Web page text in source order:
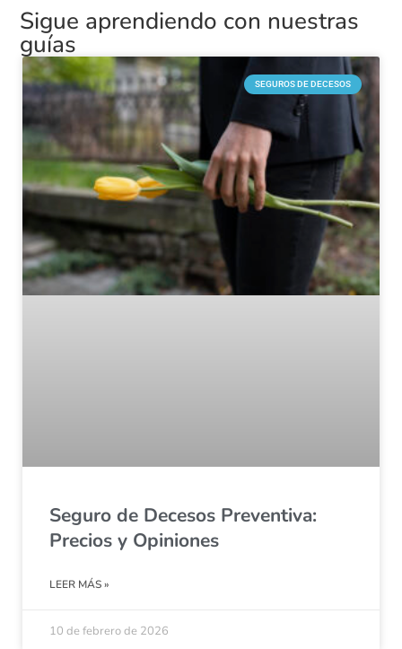
Sigue aprendiendo con nuestras
guías
SEGUROS DE DECESOS
Seguro de Decesos Preventiva:
Precios y Opiniones
LEER MÁS »
10 de febrero de 2026